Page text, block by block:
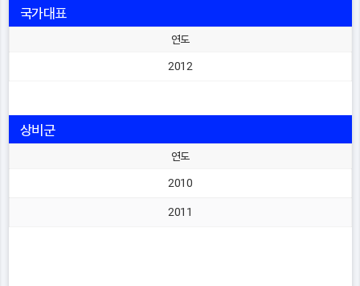
국가대표
연도
2012
상비군
연도
2010
2011